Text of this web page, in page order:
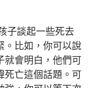
子談起一些死去
。比如，你可以說
就會明白，他們可
死亡這個話題。可